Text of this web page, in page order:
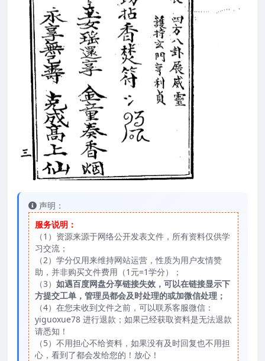
声明：
服务说明：
（1）资源来源于网络公开发表文件，所有资料仅供学
习交流；
（2）学分仅用来维持网站运营，性质为用户友情赞
助，并非购买文件费用（1元=1学分）；
（3） 如遇百度网盘分享链接失效，可以在链接显示下
方提交工单，管理员都会及时处理的或加微信处理；
（4）在您未收到文件之前，可以联系客服微信：
yiguoxue78 进行退款；如果已经获取资料是无法退款
请悉知！
（5）不用担心不给资料，如果没有及时回复也不用担
心，看到了都会发给您的！放心！